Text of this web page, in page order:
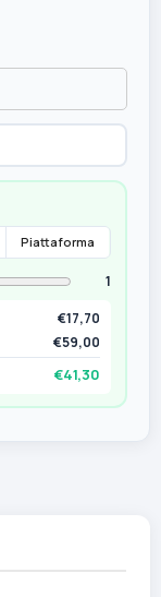
Piattaforma
1
€17,70
€59,00
€41,30